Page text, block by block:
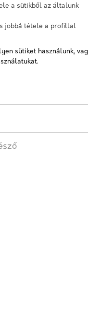
20 cm 25 cm
KÉREK
lakó, ipari,
Fűtött
a sütikből az általunk
jobbá tétele a profillal
sütiket használunk,